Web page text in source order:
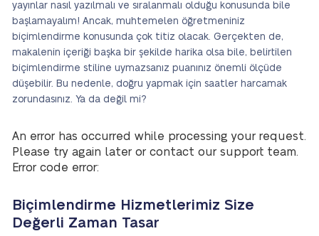
yayınlar nasıl yazılmalı ve sıralanmalı olduğu konusunda bile
başlamayalım! Ancak, muhtemelen öğretmeniniz
biçimlendirme konusunda çok titiz olacak. Gerçekten de,
makalenin içeriği başka bir şekilde harika olsa bile, belirtilen
biçimlendirme stiline uymazsanız puanınız önemli ölçüde
düşebilir. Bu nedenle, doğru yapmak için saatler harcamak
zorundasınız. Ya da değil mi?
An error has occurred while processing your request.
Please try again later or contact our support team.
Error code error:
Biçimlendirme Hizmetlerimiz Size
Değerli Zaman Tasar